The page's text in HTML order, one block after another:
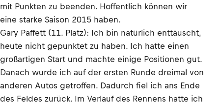
mit Punkten zu beenden. Hoffentlich können wir
eine starke Saison 2015 haben.
Gary Paffett (11. Platz): Ich bin natürlich enttäuscht,
heute nicht gepunktet zu haben. Ich hatte einen
großartigen Start und machte einige Positionen gut.
Danach wurde ich auf der ersten Runde dreimal von
anderen Autos getroffen. Dadurch fiel ich ans Ende
des Feldes zurück. Im Verlauf des Rennens hatte ich